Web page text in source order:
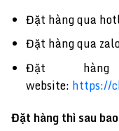
Đặt hàng qua
Đặt hàng qua
Đặt
website: https://
Đặt hàng thì sau